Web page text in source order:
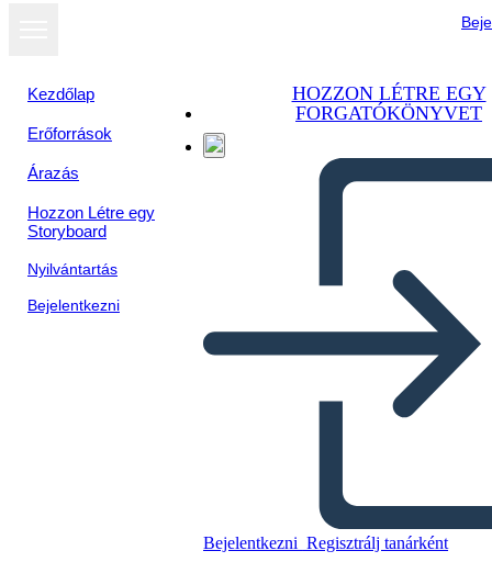
Kezdőlap
Erőforrások
Árazás
Hozzon Létre egy
Storyboard
Nyilvántartás
Bejelentkezni
HOZZON LÉTRE EGY
FORGATÓKÖNYVET
Bejelentkezni Regisztrálj tanárként